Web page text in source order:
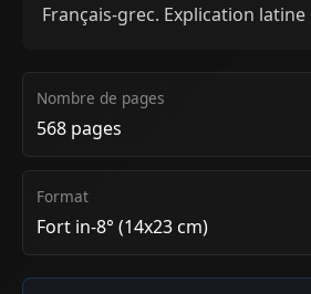
Français-grec. Explication latine
Nombre de pages
568 pages
Format
Fort in-8° (14x23 cm)